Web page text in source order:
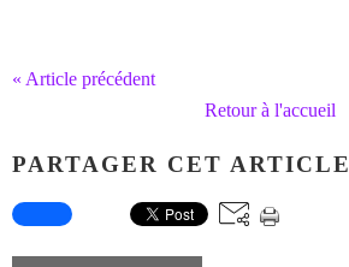
« Article précédent
Retour à l'accueil
PARTAGER CET ARTICLE